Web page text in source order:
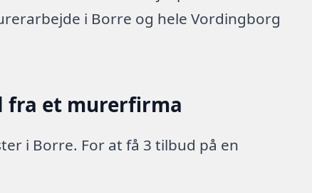
i Borre og hele Vordingborg
fra et murerfirma
i Borre. For at få 3 tilbud på en